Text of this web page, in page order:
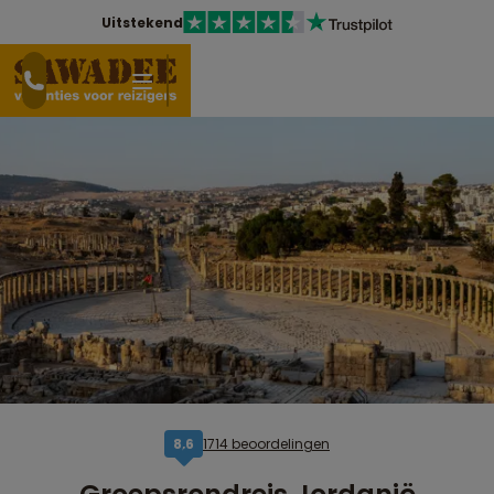
Uitstekend
8,6 1714 beoordelingen